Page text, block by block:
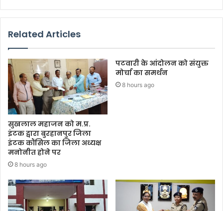
Related Articles
सुखलाल महाजन को म.प्र.
इंटक द्वारा बुरहानपुर जिला
इंटक कौंसिल का जिला अध्यक्ष
मनोनीत होने पर
8 hours ago
पटवारी के आंदोलन को संयुक्त
मोर्चा का समर्थन
8 hours ago